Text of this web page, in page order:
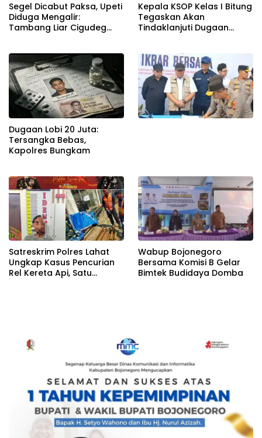
Segel Dicabut Paksa, Upeti
Diduga Mengalir:
Tambang Liar Cigudeg
Kepala KSOP Kelas I Bitung
Tegaskan Akan
Tindaklanjuti Dugaan
Masyarakat
Dugaan Lobi 20 Juta:
Tersangka Bebas,
Kapolres Bungkam
Satreskrim Polres Lahat
Ungkap Kasus Pencurian
Rel Kereta Api, Satu
Wabup Bojonegoro
Bersama Komisi B Gelar
Bimtek Budidaya Domba